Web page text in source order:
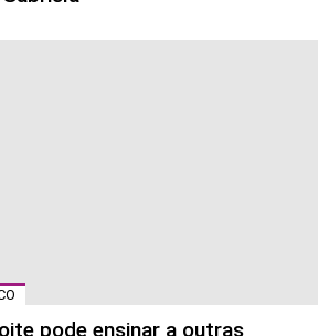
pode ensinar a outras